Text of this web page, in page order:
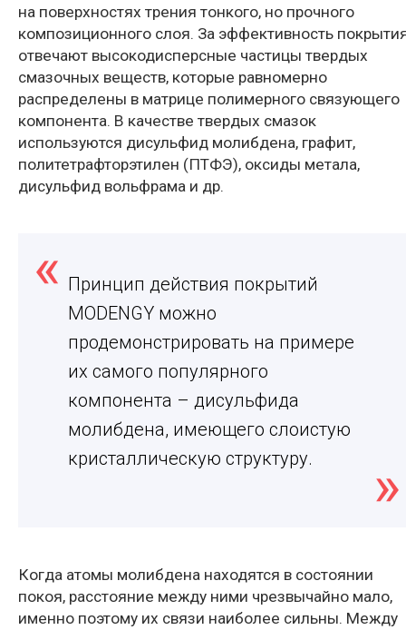
на поверхностях трения тонкого, но прочного
композиционного слоя. За эффективность
отвечают высокодисперсные частицы твердых
смазочных веществ, которые равномерно
распределены в матрице полимерного связующего
компонента. В качестве твердых смазок
используются дисульфид молибдена, графит,
политетрафторэтилен (ПТФЭ), оксиды метала,
дисульфид вольфрама и др.
Принцип действия покрытий
MODENGY можно
продемонстрировать на примере
их самого популярного
компонента – дисульфида
молибдена, имеющего слоистую
кристаллическую структуру.
Когда атомы молибдена находятся в состоянии
покоя, расстояние между ними чрезвычайно мало,
именно поэтому их связи наиболее сильны. Между